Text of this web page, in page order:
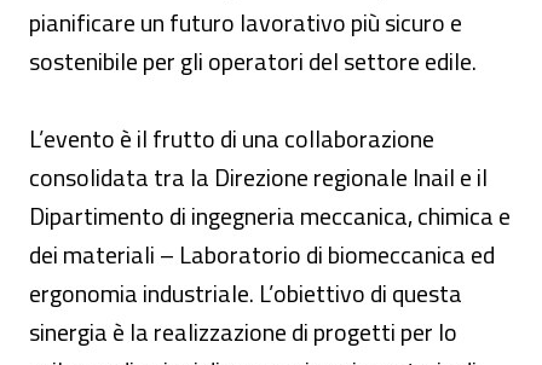
pianificare un futuro lavorativo più sicuro e
sostenibile per gli operatori del settore edile.
L’evento è il frutto di una collaborazione
consolidata tra la Direzione regionale Inail e il
Dipartimento di ingegneria meccanica, chimica e
dei materiali – Laboratorio di biomeccanica ed
ergonomia industriale. L’obiettivo di questa
sinergia è la realizzazione di progetti per lo